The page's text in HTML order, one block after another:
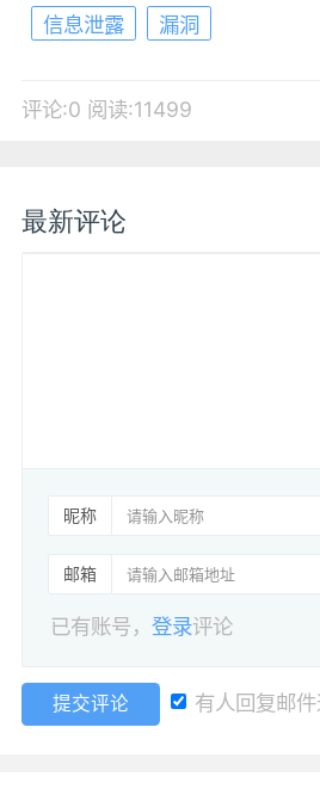
信息泄露 漏洞
评论:0 阅读:11499
最新评论
昵称
邮箱
已有账号，登录评论
提交评论 有人回复邮